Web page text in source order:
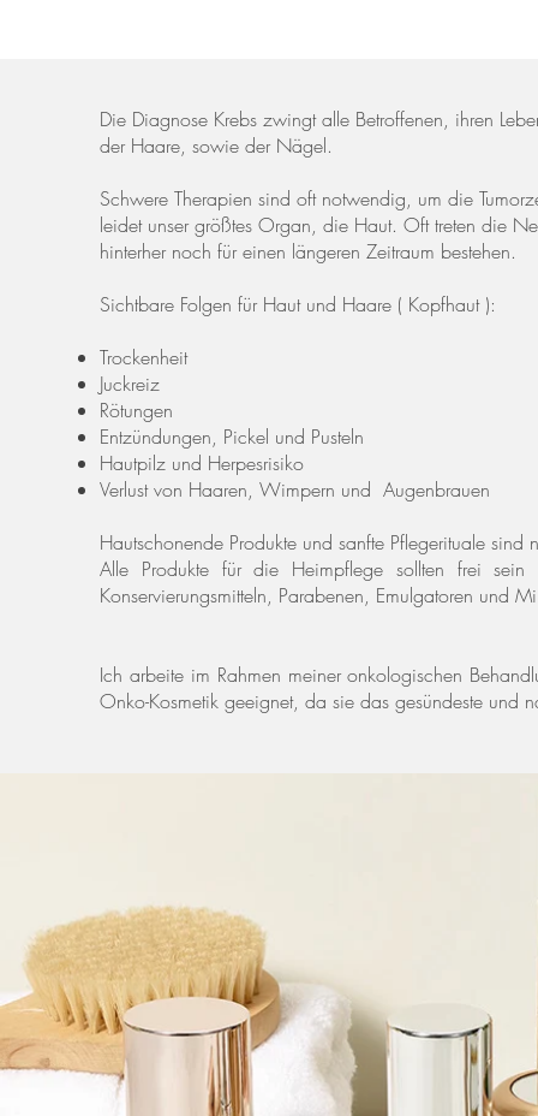
Die Diagnose Krebs zwingt alle Betroffenen, ihren
der Haare, sowie der Nägel.
Schwere Therapien sind oft notwendig, um die
leidet unser größtes Organ, die Haut. Oft treten die
hinterher noch für einen längeren Zeitraum bestehen.
Sichtbare Folgen für Haut und Haare ( Kopfhaut ):
Trockenheit
Juckreiz
Rötungen
Entzündungen, Pickel und Pusteln
Hautpilz und Herpesrisiko
Verlust von Haaren, Wimpern und Augenbrauen
Hautschonende Produkte und sanfte Pflegerituale
Alle Produkte für die Heimpflege sollten frei
Konservierungsmitteln, Parabenen, Emulgatoren und
Ich arbeite im Rahmen meiner onkologischen
Onko-Kosmetik geeignet, da sie das gesündeste und